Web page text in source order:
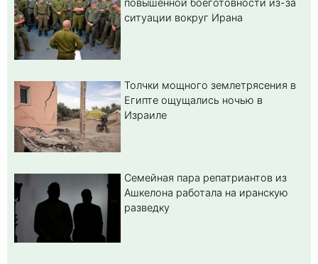
повышенной боеготовности из-за
ситуации вокруг Ирана
Толчки мощного землетрясения в
Египте ощущались ночью в
Израиле
Семейная пара репатриантов из
Ашкелона работала на иранскую
разведку